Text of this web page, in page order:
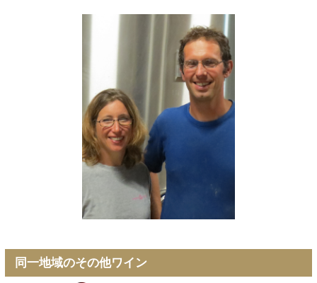
同一地域のその他ワイン